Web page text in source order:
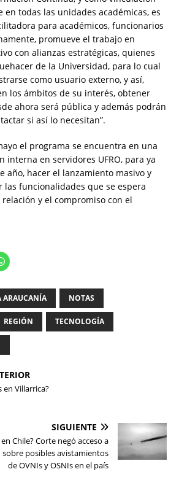
en todas las unidades académicas, es
para académicos, funcionarios
promueve el trabajo en
con alianzas estratégicas, quienes
de la Universidad, para lo cual
como usuario externo, y así,
los ámbitos de su interés, obtener
ahora será pública y además podrán
si así lo necesitan”.
el programa se encuentra en una
interna en servidores UFRO, para ya
año, hacer el lanzamiento masivo y
las funcionalidades que se espera
y el compromiso con el
ARAUCANÍA NOTAS
REGIÓN TECNOLOGÍA
en Villarrica?
SIGUIENTE
Chile? Corte negó acceso a
posibles avistamientos
de OVNIs y OSNIs en el país